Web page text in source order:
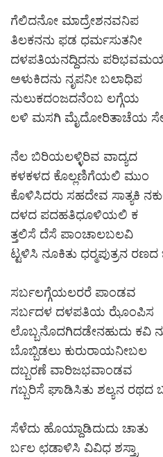
ಗೆಲಿದನೋ ಮಾದ್ರೇಶನವನಿಪ
ತಿಲಕನನು ಫಡ ಧರ್ಮಸುತನೀ
ದಳಪತಿಯನದ್ದಿದನು
ಅಳುಕಿದನು ನೃಪನೀ ಬಲಾಧಿಪ
ನುಲುಕದಂಜದನೆಂಬ ಲಗ್ಗೆಯ
ಲಳಿ ಮಸಗಿ ಮೈದೋರಿತಾಚೆಯ
ನೆಲ ಬಿರಿಯಲಳ್ಳಿರಿವ ವಾದ್ಯದ
ಕಳಕಳದ ಕೊಲ್ಲಣಿಗೆಯಲಿ ಮುಂ
ಕೊಳಿಸಿದರು ಸಹದೇವ ಸಾತ್ಯಕಿ
ದಳದ ಪದಹತಿಧೂಳಿಯಲಿ ಕ
ತ್ತಲಿಸೆ ದೆಸೆ ಪಾಂಚಾಲಬಲವಿ
ಟ್ಟಳಿಸಿ ನೂಕಿತು
ಸರ್ಬಲಗ್ಗೆಯಲರರೆ ಪಾಂಡವ
ಸರ್ಬದಳ ದಳಪತಿಯ ಝೊಂಪಿಸ
ಲೊಬ್ಬನೊದಗಿದಡೇನಹುದು ಕವಿ
ಬೊಬ್ಬಿಡಲು ಕುರುರಾಯನೀಬಲ
ದಬ್ಬರಣೆ ವಾರಿಜಭವಾಂಡವ
ಗಬ್ಬರಿಸೆ ಘಾಡಿಸಿತು ಶಲ್ಯನ
ಸೆಳೆದು ಹೊಯ್ದಾಡಿದುದು ಚಾತು
ರ್ಬಲ ಛಡಾಳಿಸಿ ವಿವಿಧ ಶಸ್ತ್ರಾ